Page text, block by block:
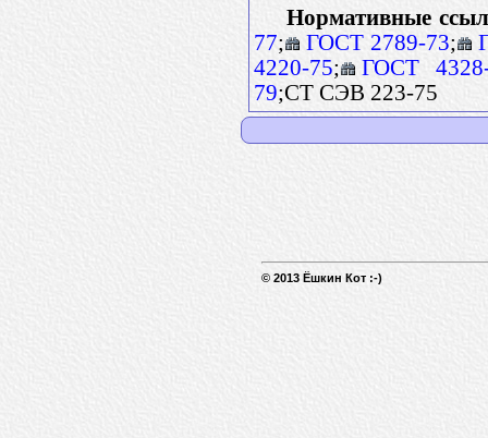
Нормативные
77; ГОСТ 2789-73;
4220-75;
ГОСТ
79;СТ СЭВ 223-75
© 2013 Ёшкин Кот :-)